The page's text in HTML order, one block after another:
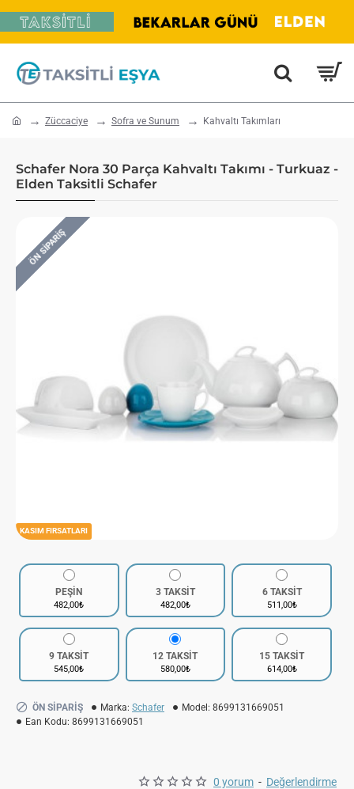
home Züccaciye Sofra ve Sunum Kahvaltı Takımları
Schafer Nora 30 Parça Kahvaltı Takımı - Turkuaz -
Elden Taksitli Schafer
KASIM FIRSATLARI
ÖN SIPARIŞ
0 yorum - Değerlendirme
PEŞİN
482,00₺
3 TAKSİT
482,00₺
6 TAKSİT
511,00₺
9 TAKSİT
545,00₺
12 TAKSİT
580,00₺
15 TAKSİT
614,00₺
ÖN SIPARIŞ Marka: Schafer Model: 8699131669051
Ean Kodu: 8699131669051